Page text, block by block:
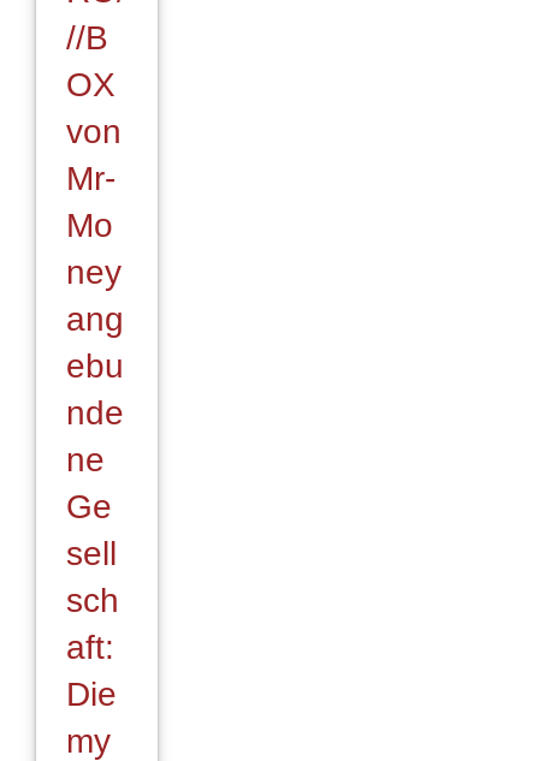
//B
OX
von
Mr-
Mo
ney
ang
ebu
nde
ne
Ge
sell
sch
aft:
Die
my